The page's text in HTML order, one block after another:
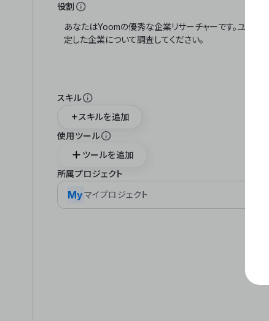
役割
スキル
スキルを追加
使用ツール
ツールを追加
所属プロジェクト
Myマイプロジェクト